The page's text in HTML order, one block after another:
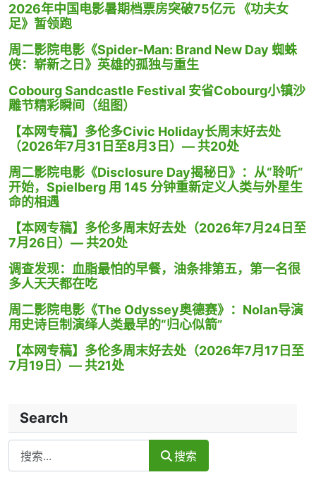
2026年中国电影暑期档票房突破75亿元 《功夫女
足》暂领跑
周二影院电影《Spider-Man: Brand New Day 蜘蛛
侠：崭新之日》英雄的孤独与重生
Cobourg Sandcastle Festival 安省Cobourg小镇沙
雕节精彩瞬间（组图）
【本网专稿】多伦多Civic Holiday长周末好去处
（2026年7月31日至8月3日）— 共20处
周二影院电影《Disclosure Day揭秘日》：从“聆听”
开始，Spielberg 用 145 分钟重新定义人类与外星生
命的相遇
【本网专稿】多伦多周末好去处（2026年7月24日至
7月26日）— 共20处
调查发现：血脂最怕的早餐，油条排第五，第一名很
多人天天都在吃
周二影院电影《The Odyssey奥德赛》：Nolan导演
用史诗巨制演绎人类最早的“归心似箭”
【本网专稿】多伦多周末好去处（2026年7月17日至
7月19日）— 共21处
Search
Search
搜索